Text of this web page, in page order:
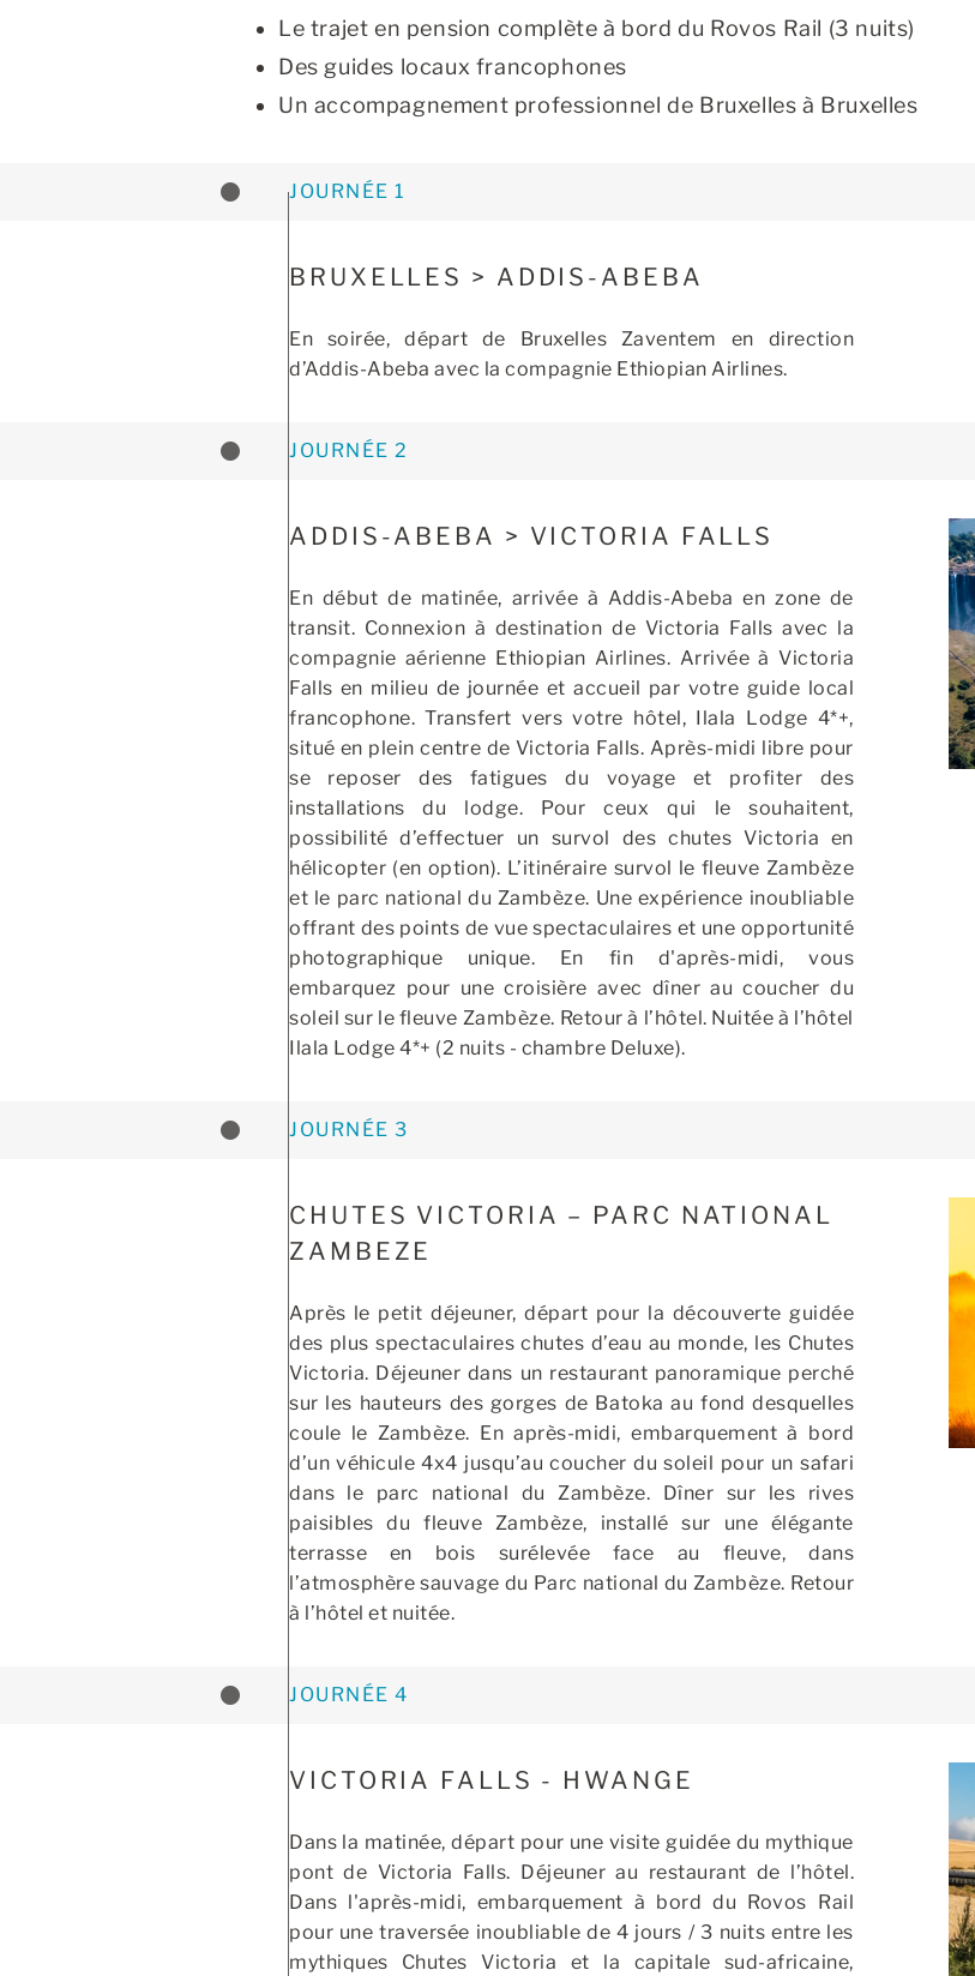
Le trajet en pension complète à bord du Rovos Rail (3 nuits)
Des guides locaux francophones
Un accompagnement professionnel de Bruxelles à Bruxelles
JOURNÉE 1
BRUXELLES > ADDIS-ABEBA
En soirée, départ de Bruxelles Zaventem en direction
d’Addis-Abeba avec la compagnie Ethiopian Airlines.
JOURNÉE 2
ADDIS-ABEBA > VICTORIA FALLS
En début de matinée, arrivée à Addis-Abeba en zone de
transit. Connexion à destination de Victoria Falls avec la
compagnie aérienne Ethiopian Airlines. Arrivée à Victoria
Falls en milieu de journée et accueil par votre guide local
francophone. Transfert vers votre hôtel, Ilala Lodge 4*+,
situé en plein centre de Victoria Falls. Après-midi libre pour
se reposer des fatigues du voyage et profiter des
installations du lodge. Pour ceux qui le souhaitent,
possibilité d’effectuer un survol des chutes Victoria en
hélicopter (en option). L’itinéraire survol le fleuve Zambèze
et le parc national du Zambèze. Une expérience inoubliable
offrant des points de vue spectaculaires et une opportunité
photographique unique. En fin d'après-midi, vous
embarquez pour une croisière avec dîner au coucher du
soleil sur le fleuve Zambèze. Retour à l’hôtel. Nuitée à l’hôtel
Ilala Lodge 4*+ (2 nuits - chambre Deluxe).
JOURNÉE 3
CHUTES VICTORIA – PARC NATIONAL
ZAMBEZE
Après le petit déjeuner, départ pour la découverte guidée
des plus spectaculaires chutes d’eau au monde, les Chutes
Victoria. Déjeuner dans un restaurant panoramique perché
sur les hauteurs des gorges de Batoka au fond desquelles
coule le Zambèze. En après-midi, embarquement à bord
d’un véhicule 4x4 jusqu’au coucher du soleil pour un safari
dans le parc national du Zambèze. Dîner sur les rives
paisibles du fleuve Zambèze, installé sur une élégante
terrasse en bois surélevée face au fleuve, dans
l’atmosphère sauvage du Parc national du Zambèze. Retour
à l’hôtel et nuitée.
JOURNÉE 4
VICTORIA FALLS - HWANGE
Dans la matinée, départ pour une visite guidée du mythique
pont de Victoria Falls. Déjeuner au restaurant de l’hôtel.
Dans l'après-midi, embarquement à bord du Rovos Rail
pour une traversée inoubliable de 4 jours / 3 nuits entre les
mythiques Chutes Victoria et la capitale sud-africaine,